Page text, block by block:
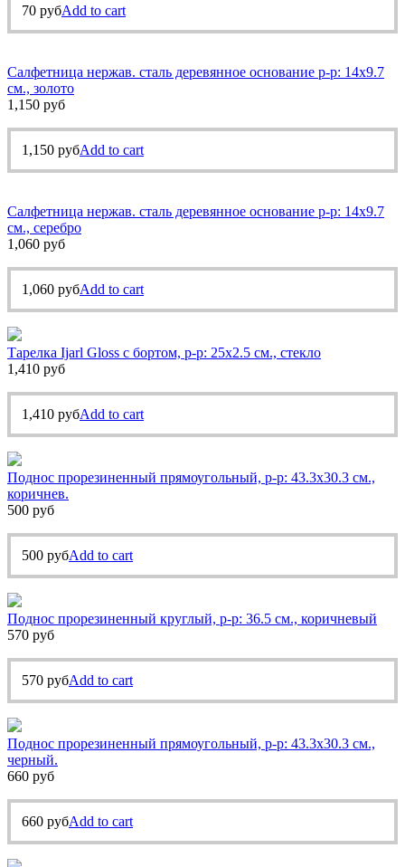
70 рубAdd to cart
Салфетница нержав. сталь деревянное основание р-р: 14х9.7
см., золото
1,150 руб
1,150 рубAdd to cart
Салфетница нержав. сталь деревянное основание р-р: 14х9.7
см., серебро
1,060 руб
1,060 рубAdd to cart
Тарелка Ijarl Gloss с бортом, р-р: 25х2.5 см., стекло
1,410 руб
1,410 рубAdd to cart
Поднос прорезиненный прямоугольный, р-р: 43.3х30.3 см.,
коричнев.
500 руб
500 рубAdd to cart
Поднос прорезиненный круглый, р-р: 36.5 см., коричневый
570 руб
570 рубAdd to cart
Поднос прорезиненный прямоугольный, р-р: 43.3х30.3 см.,
черный.
660 руб
660 рубAdd to cart